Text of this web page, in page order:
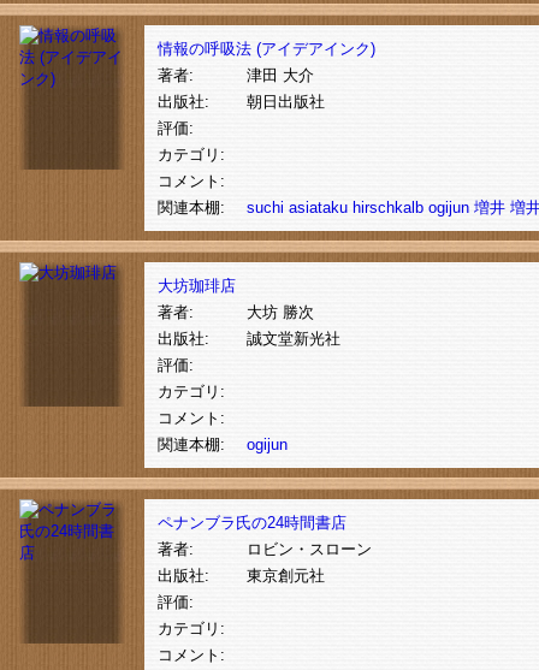
情報の呼吸法 (アイデアインク)
著者:
津田 大介
出版社:
朝日出版社
評価:
カテゴリ:
コメント:
関連本棚:
suchi asiataku hirschkalb ogijun 増井 増
大坊珈琲店
著者:
大坊 勝次
出版社:
誠文堂新光社
評価:
カテゴリ:
コメント:
関連本棚:
ogijun
ペナンブラ氏の24時間書店
著者:
ロビン・スローン
出版社:
東京創元社
評価:
カテゴリ:
コメント: